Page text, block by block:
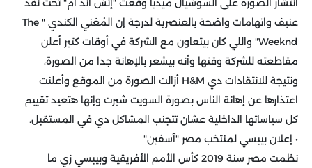
عنيف واتهامات واضحة بالعنصرية لدرجة إن المُغني الكندي " The
Weeknd" واللي كان بيتعاون مع الشركة في أوقات كتير أعلن
مقاطعته للشركة وقتها وأنه بيشعر بالإهانة جدا من الصورة،
ونتيجة للانتقادات دي H&M أزالت الصورة من الموقع وأعلنت
اعتذارها عن إهانة الناس بصورة السويت شيرت وإنها هتعيد تقييم
كل سياساتها الداخلية عشان تتجنب المشاكل دي في المستقبل.
• إعلان بيبسي لمنتخب مصر "آسفين"
نظمت مصر سنة 2019 كأس الأمم الأفريقية وبيبسي زي ما